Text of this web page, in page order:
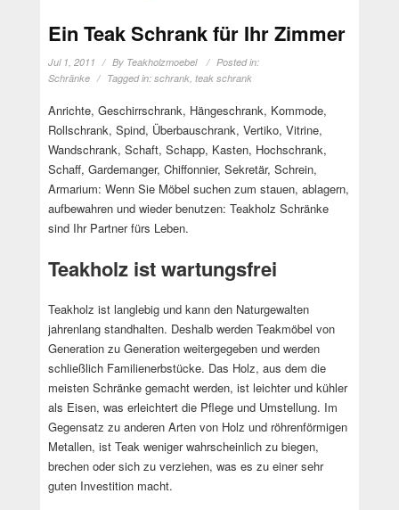
Ein Teak Schrank für Ihr Zimmer
Jul 1, 2011 By Teakholzmoebel
Posted in:
Schränke
Tagged in: schrank, teak schrank
Anrichte, Geschirrschrank, Hängeschrank, Kommode,
Rollschrank, Spind, Überbauschrank, Vertiko, Vitrine,
Wandschrank, Schaft, Schapp, Kasten, Hochschrank,
Schaff, Gardemanger, Chiffonnier, Sekretär, Schrein,
Armarium: Wenn Sie Möbel suchen zum stauen, ablagern,
aufbewahren und wieder benutzen: Teakholz Schränke
sind Ihr Partner fürs Leben.
Teakholz ist wartungsfrei
Teakholz ist langlebig und kann den Naturgewalten
jahrenlang standhalten. Deshalb werden Teakmöbel von
Generation zu Generation weitergegeben und werden
schließlich Familienerbstücke. Das Holz, aus dem die
meisten Schränke gemacht werden, ist leichter und kühler
als Eisen, was erleichtert die Pflege und Umstellung. Im
Gegensatz zu anderen Arten von Holz und röhrenförmigen
Metallen, ist Teak weniger wahrscheinlich zu biegen,
brechen oder sich zu verziehen, was es zu einer sehr
guten Investition macht.